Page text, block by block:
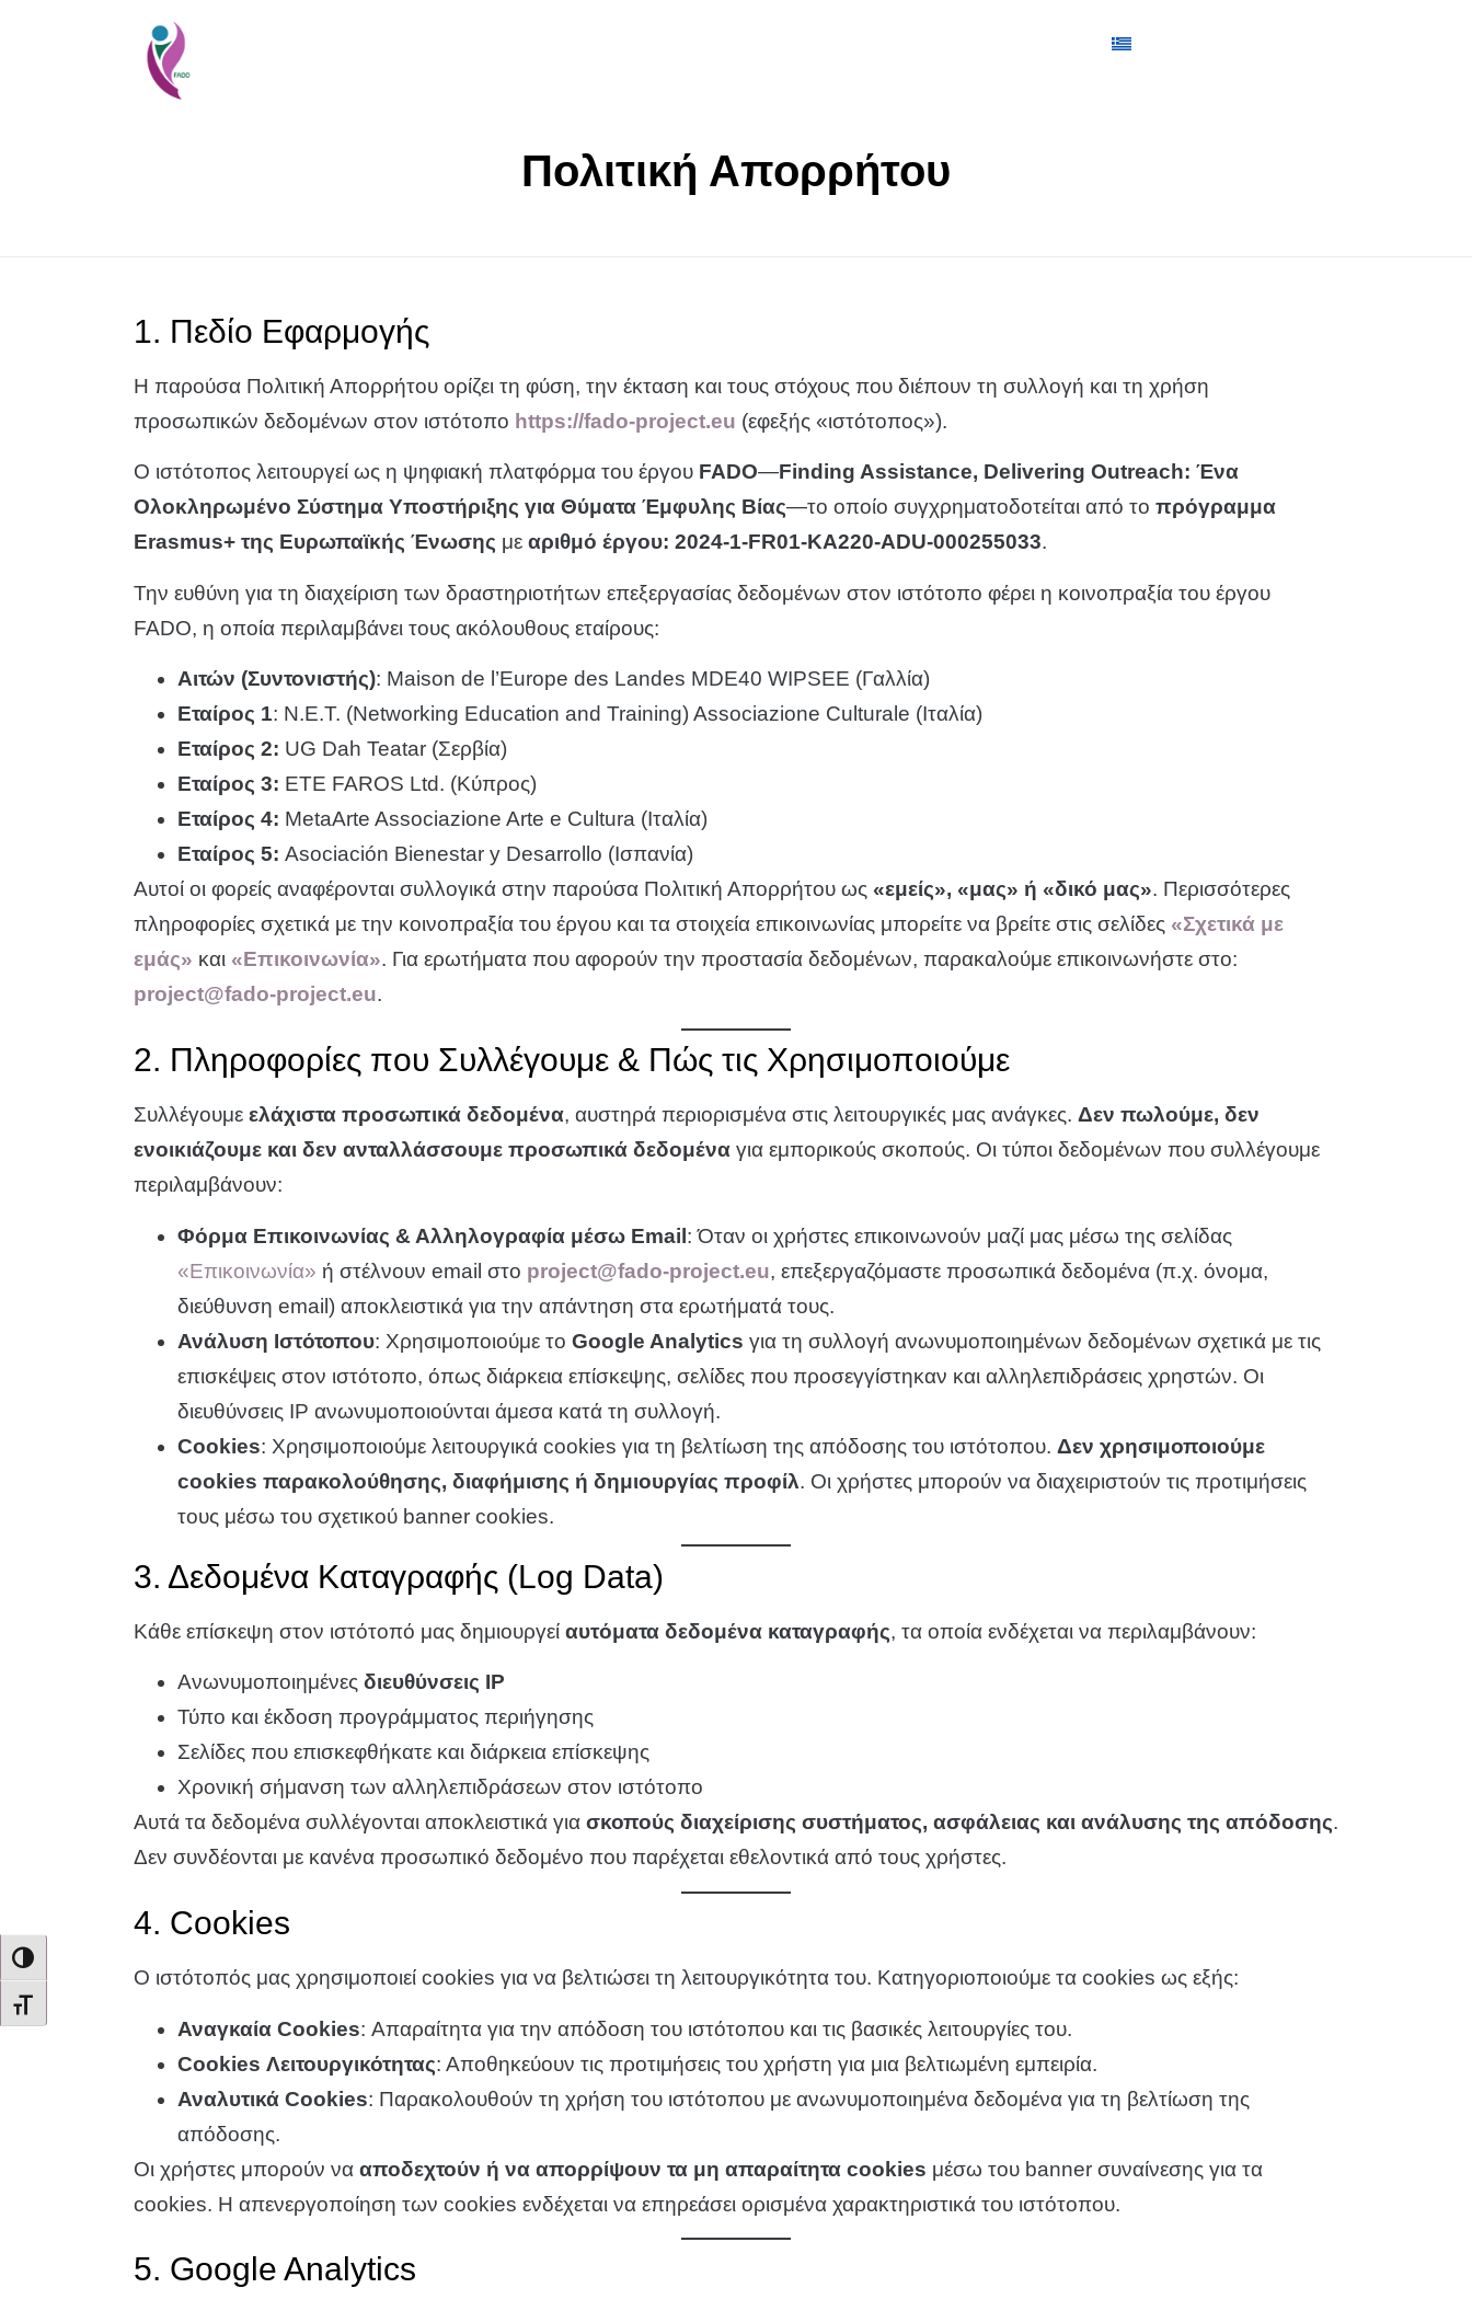
ΕΝΑΛΛΑΓΉ ΥΨΗΛΉΣ ΑΝΤΊΘΕΣΗΣ
ΕΝΑΛΛΑΓΉ ΜΕΓΈΘΟΥΣ ΓΡΑΜΜΆΤΩΝ
Πολιτική Απορρήτου
1. Πεδίο Εφαρμογής
Η παρούσα Πολιτική Απορρήτου ορίζει τη φύση, την έκταση και τους στόχους που διέπουν τη συλλογή και τη χρήση
προσωπικών δεδομένων στον ιστότοπο https://fado-project.eu (εφεξής «ιστότοπος»).
Ο ιστότοπος λειτουργεί ως η ψηφιακή πλατφόρμα του έργου FADO—Finding Assistance, Delivering Outreach: Ένα
Ολοκληρωμένο Σύστημα Υποστήριξης για Θύματα Έμφυλης Βίας—το οποίο συγχρηματοδοτείται από το πρόγραμμα
Erasmus+ της Ευρωπαϊκής Ένωσης με αριθμό έργου: 2024-1-FR01-KA220-ADU-000255033.
Την ευθύνη για τη διαχείριση των δραστηριοτήτων επεξεργασίας δεδομένων στον ιστότοπο φέρει η κοινοπραξία του έργου
FADO, η οποία περιλαμβάνει τους ακόλουθους εταίρους:
Αιτών (Συντονιστής): Maison de l’Europe des Landes MDE40 WIPSEE (Γαλλία)
Εταίρος 1: N.E.T. (Networking Education and Training) Associazione Culturale (Ιταλία)
Εταίρος 2: UG Dah Teatar (Σερβία)
Εταίρος 3: ETE FAROS Ltd. (Κύπρος)
Εταίρος 4: MetaArte Associazione Arte e Cultura (Ιταλία)
Εταίρος 5: Asociación Bienestar y Desarrollo (Ισπανία)
Αυτοί οι φορείς αναφέρονται συλλογικά στην παρούσα Πολιτική Απορρήτου ως «εμείς», «μας» ή «δικό μας». Περισσότερες
πληροφορίες σχετικά με την κοινοπραξία του έργου και τα στοιχεία επικοινωνίας μπορείτε να βρείτε στις σελίδες «Σχετικά με
εμάς» και «Επικοινωνία». Για ερωτήματα που αφορούν την προστασία δεδομένων, παρακαλούμε επικοινωνήστε στο:
project@fado-project.eu.
2. Πληροφορίες που Συλλέγουμε & Πώς τις Χρησιμοποιούμε
Συλλέγουμε ελάχιστα προσωπικά δεδομένα, αυστηρά περιορισμένα στις λειτουργικές μας ανάγκες. Δεν πωλούμε, δεν
ενοικιάζουμε και δεν ανταλλάσσουμε προσωπικά δεδομένα για εμπορικούς σκοπούς. Οι τύποι δεδομένων που συλλέγουμε
περιλαμβάνουν:
Φόρμα Επικοινωνίας & Αλληλογραφία μέσω Email: Όταν οι χρήστες επικοινωνούν μαζί μας μέσω της σελίδας
«Επικοινωνία» ή στέλνουν email στο project@fado-project.eu, επεξεργαζόμαστε προσωπικά δεδομένα (π.χ. όνομα,
διεύθυνση email) αποκλειστικά για την απάντηση στα ερωτήματά τους.
Ανάλυση Ιστότοπου: Χρησιμοποιούμε το Google Analytics για τη συλλογή ανωνυμοποιημένων δεδομένων σχετικά με τις
επισκέψεις στον ιστότοπο, όπως διάρκεια επίσκεψης, σελίδες που προσεγγίστηκαν και αλληλεπιδράσεις χρηστών. Οι
διευθύνσεις IP ανωνυμοποιούνται άμεσα κατά τη συλλογή.
Cookies: Χρησιμοποιούμε λειτουργικά cookies για τη βελτίωση της απόδοσης του ιστότοπου. Δεν χρησιμοποιούμε
cookies παρακολούθησης, διαφήμισης ή δημιουργίας προφίλ. Οι χρήστες μπορούν να διαχειριστούν τις προτιμήσεις
τους μέσω του σχετικού banner cookies.
3. Δεδομένα Καταγραφής (Log Data)
Κάθε επίσκεψη στον ιστότοπό μας δημιουργεί αυτόματα δεδομένα καταγραφής, τα οποία ενδέχεται να περιλαμβάνουν:
Ανωνυμοποιημένες διευθύνσεις IP
Τύπο και έκδοση προγράμματος περιήγησης
Σελίδες που επισκεφθήκατε και διάρκεια επίσκεψης
Χρονική σήμανση των αλληλεπιδράσεων στον ιστότοπο
Αυτά τα δεδομένα συλλέγονται αποκλειστικά για σκοπούς διαχείρισης συστήματος, ασφάλειας και ανάλυσης της απόδοσης.
Δεν συνδέονται με κανένα προσωπικό δεδομένο που παρέχεται εθελοντικά από τους χρήστες.
4. Cookies
Ο ιστότοπός μας χρησιμοποιεί cookies για να βελτιώσει τη λειτουργικότητα του. Κατηγοριοποιούμε τα cookies ως εξής:
Αναγκαία Cookies: Απαραίτητα για την απόδοση του ιστότοπου και τις βασικές λειτουργίες του.
Cookies Λειτουργικότητας: Αποθηκεύουν τις προτιμήσεις του χρήστη για μια βελτιωμένη εμπειρία.
Αναλυτικά Cookies: Παρακολουθούν τη χρήση του ιστότοπου με ανωνυμοποιημένα δεδομένα για τη βελτίωση της
απόδοσης.
Οι χρήστες μπορούν να αποδεχτούν ή να απορρίψουν τα μη απαραίτητα cookies μέσω του banner συναίνεσης για τα
cookies. Η απενεργοποίηση των cookies ενδέχεται να επηρεάσει ορισμένα χαρακτηριστικά του ιστότοπου.
5. Google Analytics